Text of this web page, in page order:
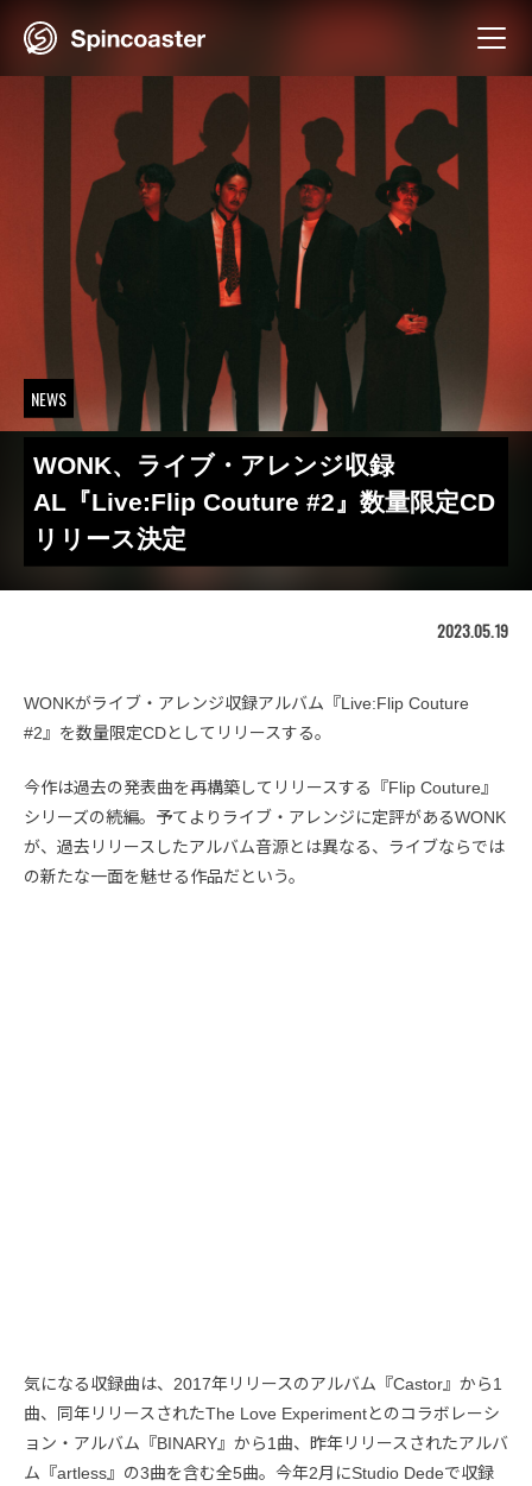
NEWS
WONK、ライブ・アレンジ収録
AL『Live:Flip Couture #2』数量限定CD
リリース決定
2023.05.19
WONKがライブ・アレンジ収録アルバム『Live:Flip Couture
#2』を数量限定CDとしてリリースする。
今作は過去の発表曲を再構築してリリースする『Flip Couture』
シリーズの続編。予てよりライブ・アレンジに定評があるWONK
が、過去リリースしたアルバム音源とは異なる、ライブならでは
の新たな一面を魅せる作品だという。
気になる収録曲は、2017年リリースのアルバム『Castor』から1
曲、同年リリースされたThe Love Experimentとのコラボレーシ
ョン・アルバム『BINARY』から1曲、昨年リリースされたアルバ
ム『artless』の3曲を含む全5曲。今年2月にStudio Dedeで収録